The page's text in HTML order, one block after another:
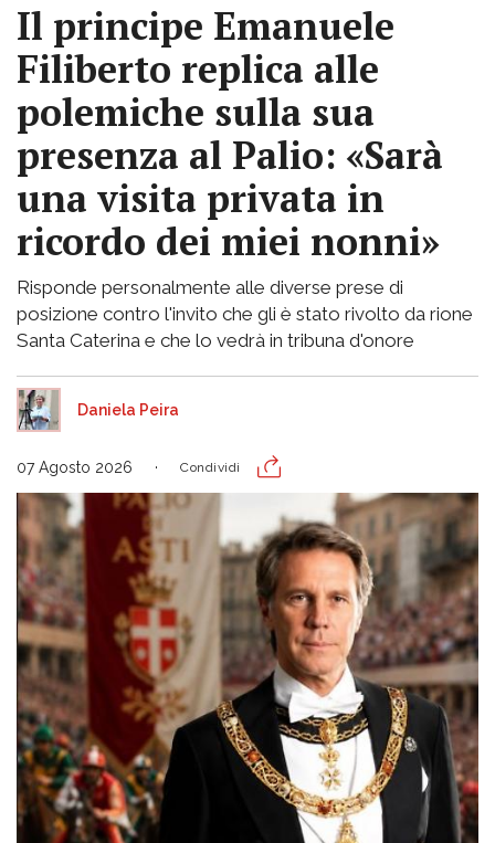
Il principe Emanuele
Filiberto replica alle
polemiche sulla sua
presenza al Palio: «Sarà
una visita privata in
ricordo dei miei nonni»
Risponde personalmente alle diverse prese di
posizione contro l'invito che gli è stato rivolto da rione
Santa Caterina e che lo vedrà in tribuna d'onore
Daniela Peira
07 Agosto 2026 Condividi